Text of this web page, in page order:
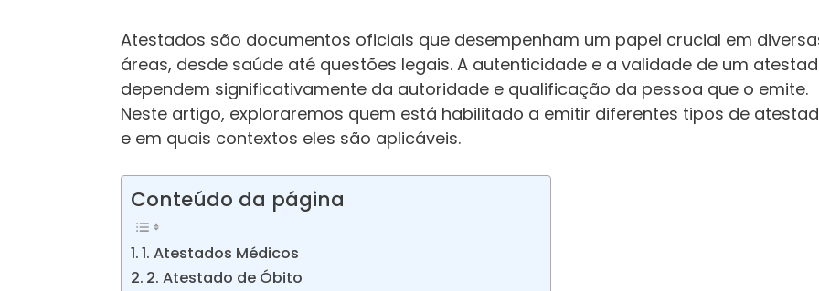
Atestados são documentos oficiais que desempenham um papel crucial em
áreas, desde saúde até questões legais. A autenticidade e a validade de um
dependem significativamente da autoridade e qualificação da pessoa que o emite.
Neste artigo, exploraremos quem está habilitado a emitir diferentes tipos de
e em quais contextos eles são aplicáveis.
Conteúdo da página
1. Atestados Médicos
2. Atestado de Óbito